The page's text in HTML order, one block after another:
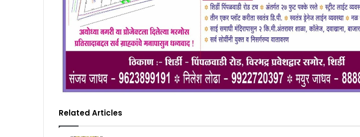
Related Articles